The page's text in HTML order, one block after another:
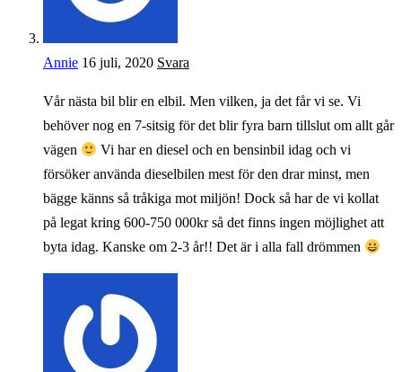
Annie 16 juli, 2020 Svara
Vår nästa bil blir en elbil. Men vilken, ja det får vi se. Vi
behöver nog en 7-sitsig för det blir fyra barn tillslut om allt går
vägen
Vi har en diesel och en bensinbil idag och vi
försöker använda dieselbilen mest för den drar minst, men
bägge känns så tråkiga mot miljön! Dock så har de vi kollat
på legat kring 600-750 000kr så det finns ingen möjlighet att
byta idag. Kanske om 2-3 år!! Det är i alla fall drömmen